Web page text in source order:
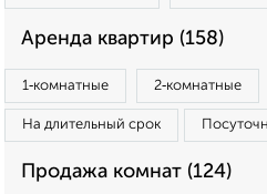
Аренда квартир (158)
1‑комнатные 2‑комнатные
На длительный срок
Продажа комнат (124)